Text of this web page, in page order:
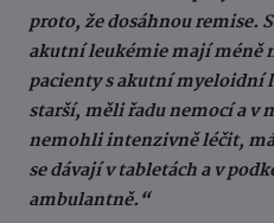
proto, že dosáhnou remise.
akutní leukémie mají méně
pacienty s akutní myeloidní
starší, měli řadu nemocí a v
nemohli intenzivně léčit,
se dávají v tabletách a v
ambulantně.“